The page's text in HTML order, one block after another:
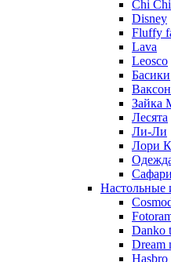
Chi
Disney
Fluffy
Lava
Leosco
Басики
Зайка
Лесята
Ли-Ли
Лори
Настольные
Danko
Dream
Hasbro